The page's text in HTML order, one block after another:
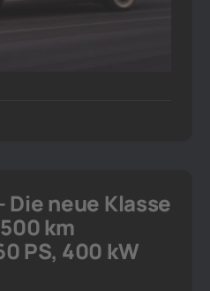
Die neue Klasse
km
PS, 400 kW